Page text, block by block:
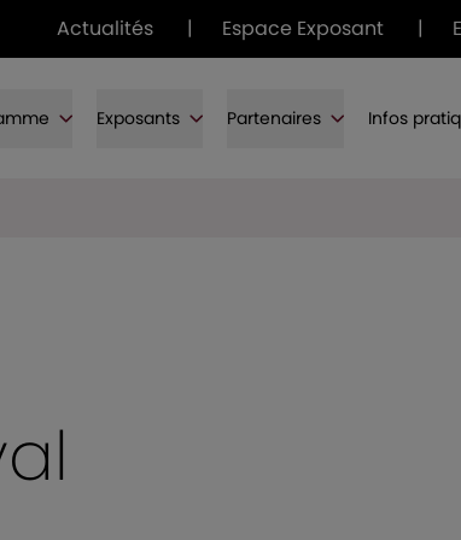
Actualités | Espace Exposant |
Exposants Partenaires Infos